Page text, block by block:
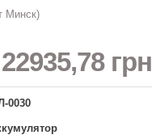
Минск)
22935,78 грн
0030